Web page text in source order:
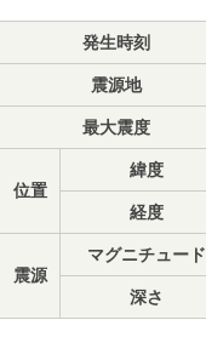
発生時刻
震源地
最大震度
位置
緯度
経度
震源
マグニチュード
深さ